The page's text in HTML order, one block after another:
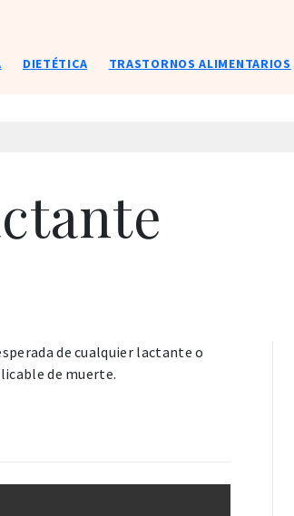
DIETÉTICA TRASTORNOS ALIMENTARIOS
de cualquier lactante o
de muerte.